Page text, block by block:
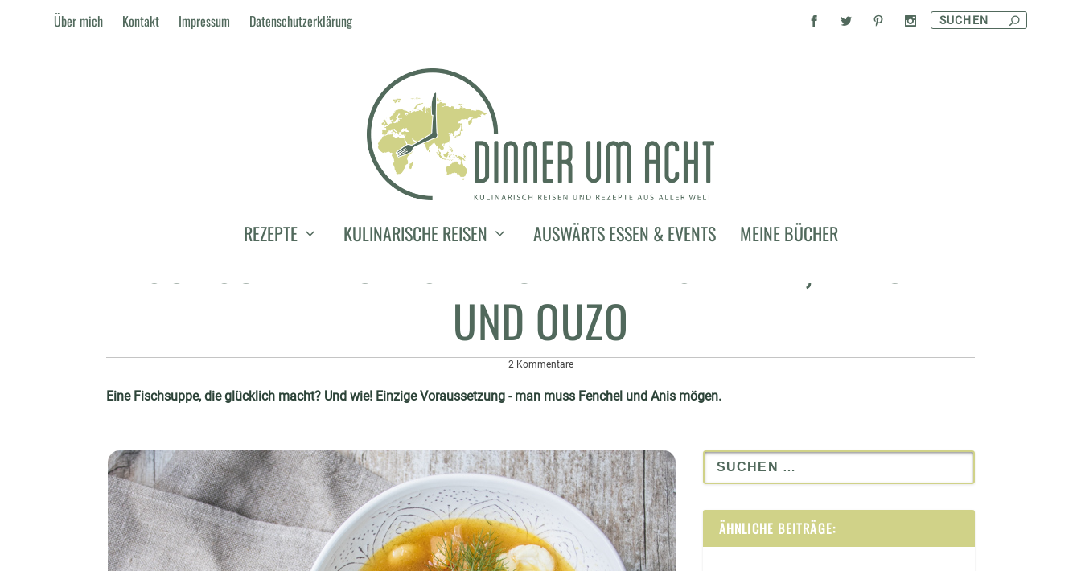
Über mich Kontakt Impressum Datenschutzerklärung
REZEPTE KULINARISCHE REISEN AUSWÄRTS ESSEN & EVENTS MEINE BÜCHER
FISCHSUPPE VOM SEETEUFEL MIT SAFRAN, FENCHEL
UND OUZO
2 Kommentare
Eine Fischsuppe, die glücklich macht? Und wie! Einzige Voraussetzung - man muss Fenchel und Anis mögen.
ÄHNLICHE BEITRÄGE: